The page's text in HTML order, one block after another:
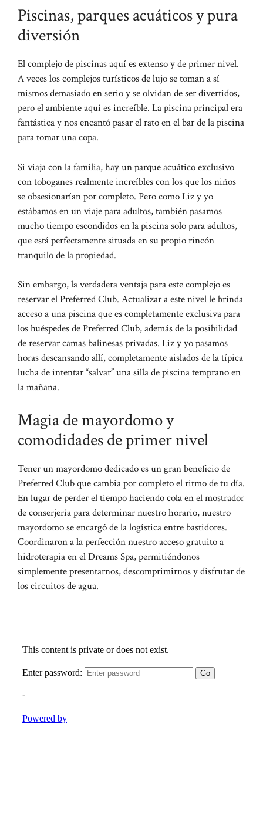
Piscinas, parques acuáticos y pura
diversión
El complejo de piscinas aquí es extenso y de primer nivel.
A veces los complejos turísticos de lujo se toman a sí
mismos demasiado en serio y se olvidan de ser divertidos,
pero el ambiente aquí es increíble. La piscina principal era
fantástica y nos encantó pasar el rato en el bar de la piscina
para tomar una copa.
Si viaja con la familia, hay un parque acuático exclusivo
con toboganes realmente increíbles con los que los niños
se obsesionarían por completo. Pero como Liz y yo
estábamos en un viaje para adultos, también pasamos
mucho tiempo escondidos en la piscina solo para adultos,
que está perfectamente situada en su propio rincón
tranquilo de la propiedad.
Sin embargo, la verdadera ventaja para este complejo es
reservar el Preferred Club. Actualizar a este nivel le brinda
acceso a una piscina que es completamente exclusiva para
los huéspedes de Preferred Club, además de la posibilidad
de reservar camas balinesas privadas. Liz y yo pasamos
horas descansando allí, completamente aislados de la típica
lucha de intentar “salvar” una silla de piscina temprano en
la mañana.
Magia de mayordomo y
comodidades de primer nivel
Tener un mayordomo dedicado es un gran beneficio de
Preferred Club que cambia por completo el ritmo de tu día.
En lugar de perder el tiempo haciendo cola en el mostrador
de conserjería para determinar nuestro horario, nuestro
mayordomo se encargó de la logística entre bastidores.
Coordinaron a la perfección nuestro acceso gratuito a
hidroterapia en el Dreams Spa, permitiéndonos
simplemente presentarnos, descomprimirnos y disfrutar de
los circuitos de agua.